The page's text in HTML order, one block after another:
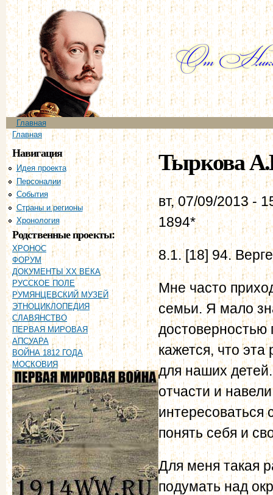
Главное меню
Главная
Вы здесь
Главная
Навигация
Идея проекта
Персоналии
События
Страны и регионы
Хронология
Родственные проекты:
ХРОНОС
ФОРУМ
ДОКУМЕНТЫ XX ВЕКА
РУССКОЕ ПОЛЕ
РУМЯНЦЕВСКИЙ МУЗЕЙ
ЭТНОЦИКЛОПЕДИЯ
СЛАВЯНСТВО
ПЕРВАЯ МИРОВАЯ
АПСУАРА
ВОЙНА 1812 ГОДА
МОСКОВИЯ
Тыркова
вт, 07/09/2013 -
1894*
8.1. [18] 94.
Мне часто
семьи. Я мало
кажется, что эта
для наших
отчасти и
интересоваться
понять себя и
Для меня такая
подумать над